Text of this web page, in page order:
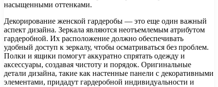
насыщенными оттенками.
Декорирование женской гардеробы — это еще один важный
аспект дизайна. Зеркала являются неотъемлемым атрибутом
гардеробной. Их расположение должно обеспечивать
удобный доступ к зеркалу, чтобы осматриваться без проблем.
Полки и ящики помогут аккуратно спрятать одежду и
аксессуары, создавая чистоту и порядок. Оригинальные
детали дизайна, такие как настенные панели с декоративными
элементами, придадут гардеробной индивидуальности и